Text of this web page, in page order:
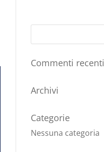
Commenti recenti
Archivi
Categorie
Nessuna categoria